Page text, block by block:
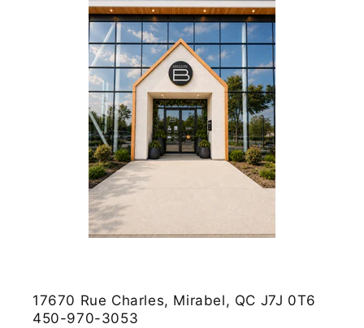
17670 Rue Charles, Mirabel, QC J7J 0T6
450-970-3053